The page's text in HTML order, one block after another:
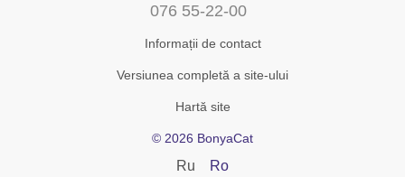
076 55-22-00
Informații de contact
Versiunea completă a site-ului
Hartă site
© 2026 BonyaCat
Ru Ro